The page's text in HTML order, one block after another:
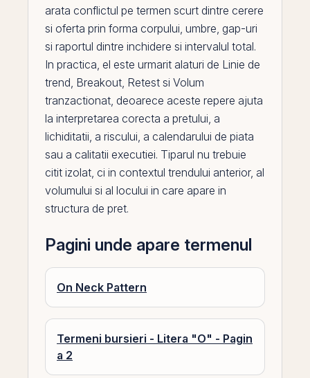
arata conflictul pe termen scurt dintre cerere
si oferta prin forma corpului, umbre, gap-uri
si raportul dintre inchidere si intervalul total.
In practica, el este urmarit alaturi de Linie de
trend, Breakout, Retest si Volum
tranzactionat, deoarece aceste repere ajuta
la interpretarea corecta a pretului, a
lichiditatii, a riscului, a calendarului de piata
sau a calitatii executiei. Tiparul nu trebuie
citit izolat, ci in contextul trendului anterior, al
volumului si al locului in care apare in
structura de pret.
Pagini unde apare termenul
On Neck Pattern
Termeni bursieri - Litera "O" - Pagin
a 2